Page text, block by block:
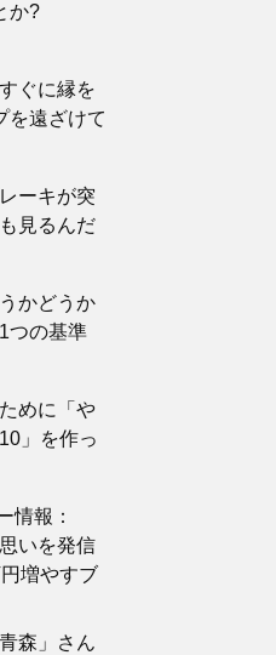
か?
ぐに縁を
を遠ざけて
ーキが突
見るんだ
かどうか
つの基準
めに「や
」を作っ
情報：
いを発信
増やすブ
森」さん